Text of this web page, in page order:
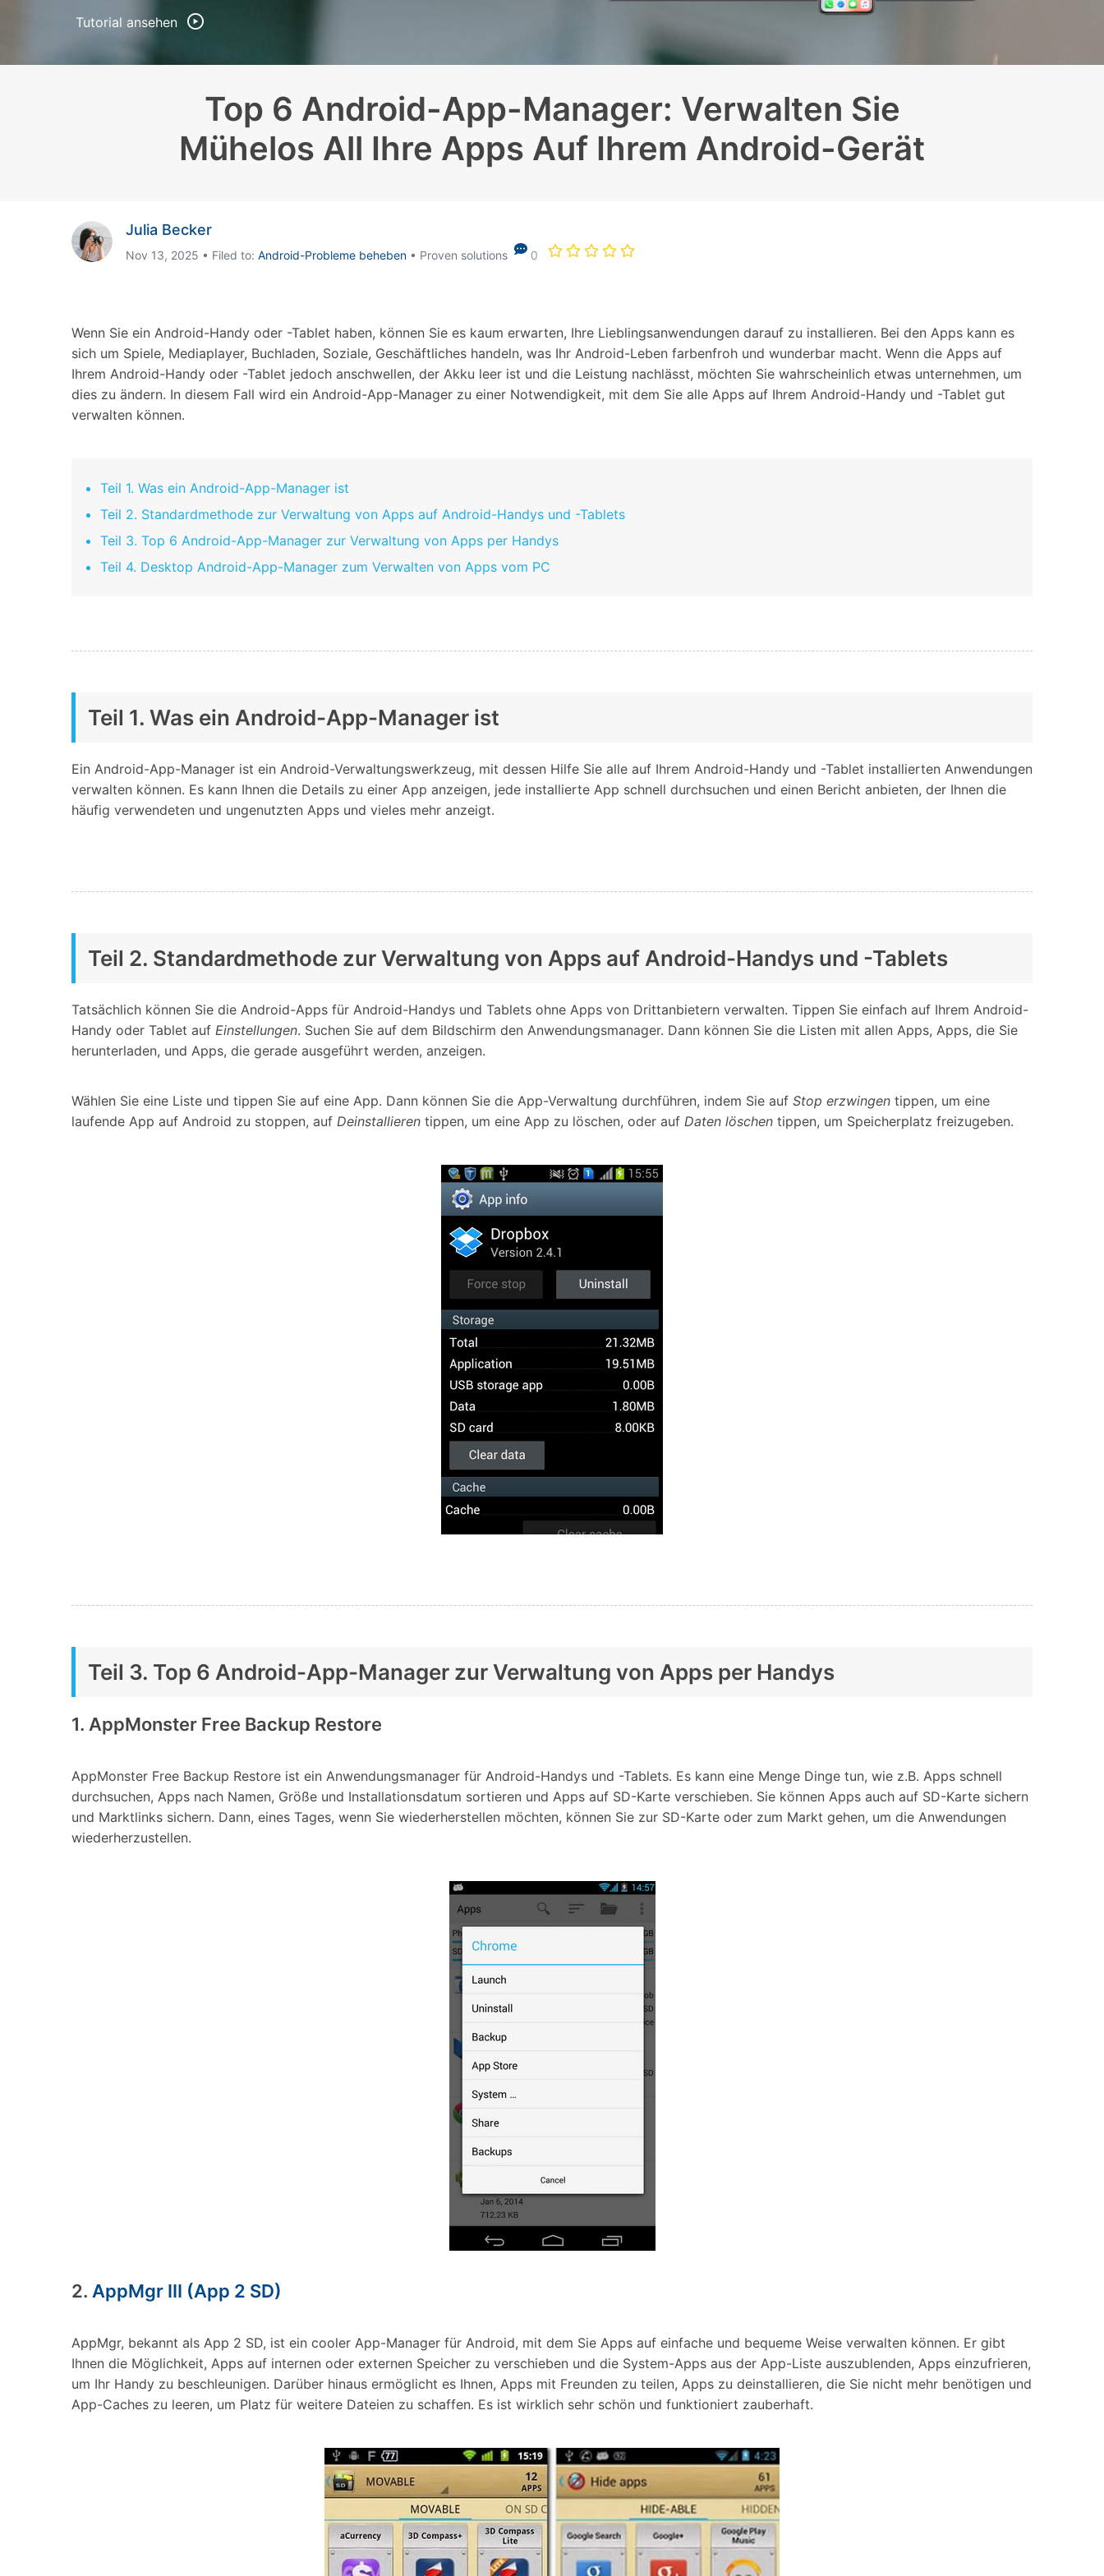
Android-Systemreparatur
iOS-Systemreparatur
Telefondatenlöscher
Telefon-zu-Telefon-
Übertragung
Jetzt online starten
WhatsApp Business-Übertragung
Neuigkeiten rund um
Bildung & Studierende
Kontaktieren Sie uns
Fragen zu Ihrem Konto.
Tutorial ansehen
Top 6 Android-App-Manager: Verwalten Sie
Mühelos All Ihre Apps Auf Ihrem Android-Gerät
Julia Becker
Nov 13, 2025 • Filed to: Android-Probleme beheben • Proven solutions 0
Wenn Sie ein Android-Handy oder -Tablet haben, können Sie es kaum erwarten, Ihre Lieblingsanwendungen darauf zu installieren. Bei den Apps kann es
sich um Spiele, Mediaplayer, Buchladen, Soziale, Geschäftliches handeln, was Ihr Android-Leben farbenfroh und wunderbar macht. Wenn die Apps auf
Ihrem Android-Handy oder -Tablet jedoch anschwellen, der Akku leer ist und die Leistung nachlässt, möchten Sie wahrscheinlich etwas unternehmen, um
dies zu ändern. In diesem Fall wird ein Android-App-Manager zu einer Notwendigkeit, mit dem Sie alle Apps auf Ihrem Android-Handy und -Tablet gut
verwalten können.
Teil 1. Was ein Android-App-Manager ist
Teil 2. Standardmethode zur Verwaltung von Apps auf Android-Handys und -Tablets
Teil 3. Top 6 Android-App-Manager zur Verwaltung von Apps per Handys
Teil 4. Desktop Android-App-Manager zum Verwalten von Apps vom PC
Teil 1. Was ein Android-App-Manager ist
Ein Android-App-Manager ist ein Android-Verwaltungswerkzeug, mit dessen Hilfe Sie alle auf Ihrem Android-Handy und -Tablet installierten Anwendungen
verwalten können. Es kann Ihnen die Details zu einer App anzeigen, jede installierte App schnell durchsuchen und einen Bericht anbieten, der Ihnen die
häufig verwendeten und ungenutzten Apps und vieles mehr anzeigt.
Teil 2. Standardmethode zur Verwaltung von Apps auf Android-Handys und -Tablets
Tatsächlich können Sie die Android-Apps für Android-Handys und Tablets ohne Apps von Drittanbietern verwalten. Tippen Sie einfach auf Ihrem Android-
Handy oder Tablet auf Einstellungen. Suchen Sie auf dem Bildschirm den Anwendungsmanager. Dann können Sie die Listen mit allen Apps, Apps, die Sie
herunterladen, und Apps, die gerade ausgeführt werden, anzeigen.
Wählen Sie eine Liste und tippen Sie auf eine App. Dann können Sie die App-Verwaltung durchführen, indem Sie auf Stop erzwingen tippen, um eine
laufende App auf Android zu stoppen, auf Deinstallieren tippen, um eine App zu löschen, oder auf Daten löschen tippen, um Speicherplatz freizugeben.
Teil 3. Top 6 Android-App-Manager zur Verwaltung von Apps per Handys
1. AppMonster Free Backup Restore
AppMonster Free Backup Restore ist ein Anwendungsmanager für Android-Handys und -Tablets. Es kann eine Menge Dinge tun, wie z.B. Apps schnell
durchsuchen, Apps nach Namen, Größe und Installationsdatum sortieren und Apps auf SD-Karte verschieben. Sie können Apps auch auf SD-Karte sichern
und Marktlinks sichern. Dann, eines Tages, wenn Sie wiederherstellen möchten, können Sie zur SD-Karte oder zum Markt gehen, um die Anwendungen
wiederherzustellen.
2. AppMgr III (App 2 SD)
AppMgr, bekannt als App 2 SD, ist ein cooler App-Manager für Android, mit dem Sie Apps auf einfache und bequeme Weise verwalten können. Er gibt
Ihnen die Möglichkeit, Apps auf internen oder externen Speicher zu verschieben und die System-Apps aus der App-Liste auszublenden, Apps einzufrieren,
um Ihr Handy zu beschleunigen. Darüber hinaus ermöglicht es Ihnen, Apps mit Freunden zu teilen, Apps zu deinstallieren, die Sie nicht mehr benötigen und
App-Caches zu leeren, um Platz für weitere Dateien zu schaffen. Es ist wirklich sehr schön und funktioniert zauberhaft.